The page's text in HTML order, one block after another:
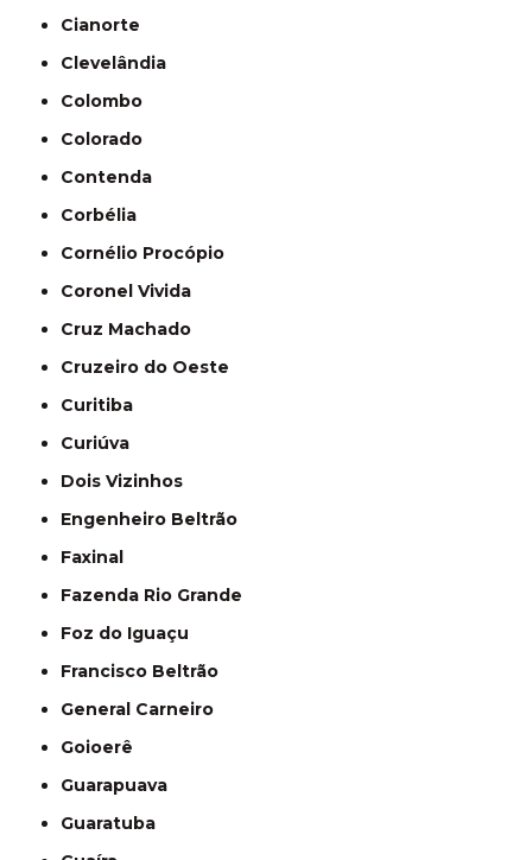
Cianorte
Clevelândia
Colombo
Colorado
Contenda
Corbélia
Cornélio Procópio
Coronel Vivida
Cruz Machado
Cruzeiro do Oeste
Curitiba
Curiúva
Dois Vizinhos
Engenheiro Beltrão
Faxinal
Fazenda Rio Grande
Foz do Iguaçu
Francisco Beltrão
General Carneiro
Goioerê
Guarapuava
Guaratuba